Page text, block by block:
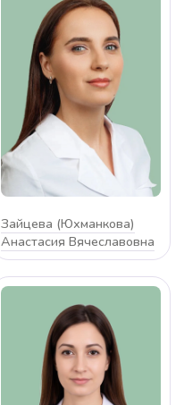
Зайцева (Юхманкова)
Анастасия Вячеславовна